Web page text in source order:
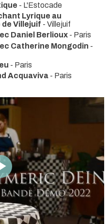
- L'Estocade
Lyrique au
Villejuif - Villejuif
Daniel Berlioux - Paris
Catherine Mongodin -
- Paris
Acquaviva - Paris